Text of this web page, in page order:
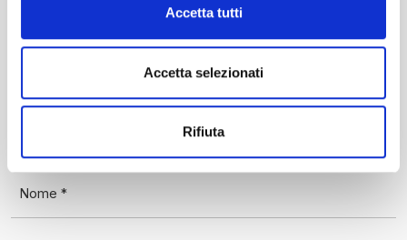
Accetta tutti
Accetta selezionati
Rifiuta
Via Roveredo 2d
Nome *